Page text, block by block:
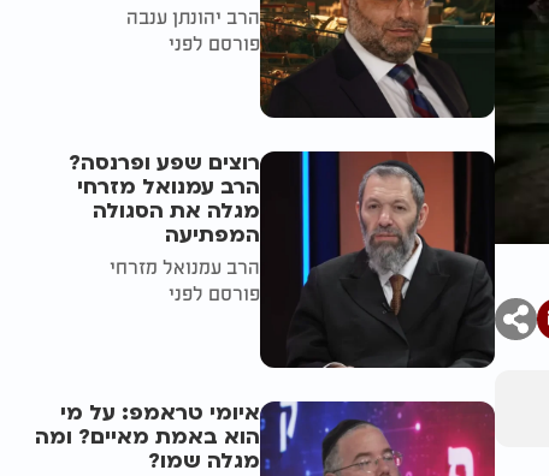
הרב יהונתן ענבה
פורסם לפני
רוצים שפע ופרנסה?
הרב עמנואל מזרחי
מגלה את הסגולה
המפתיעה
הרב עמנואל מזרחי
פורסם לפני
איומי טראמפ: על מי
הוא באמת מאיים? ומה
מגלה שמו?